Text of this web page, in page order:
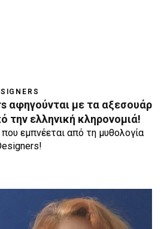
αφηγούνται με τα αξεσουάρ
την ελληνική κληρονομιά!
εμπνέεται από τη μυθολογία